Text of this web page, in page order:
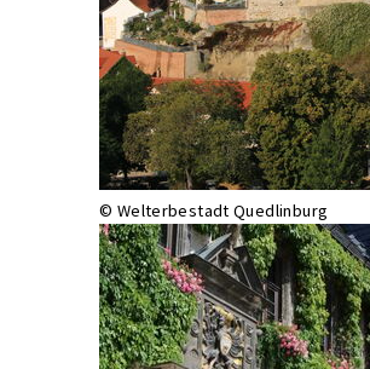
© Welterbestadt Quedlinburg